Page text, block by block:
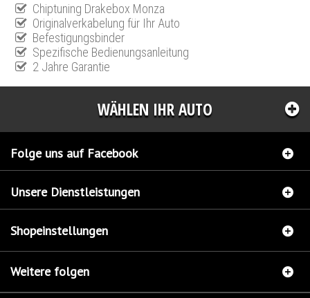
Chiptuning Drakebox Monza
Originalverkabelung für Ihr Auto
Befestigungsbinder
Spezifische Bedienungsanleitung
2 Jahre Garantie
WÄHLEN IHR AUTO
Folge uns auf Facebook
Unsere Dienstleistungen
Shopeinstellungen
Weitere folgen